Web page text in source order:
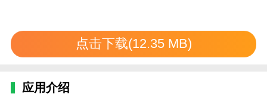
点击下载(12.35 MB)
应用介绍